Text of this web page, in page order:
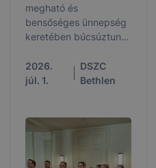
megható és
bensőséges ünnepség
keretében búcsúztunk
technikusainktól a
Debreceni SZC Bethlen
Kollégiumban.
2026.
júl. 1.
DSZC
Bethlen